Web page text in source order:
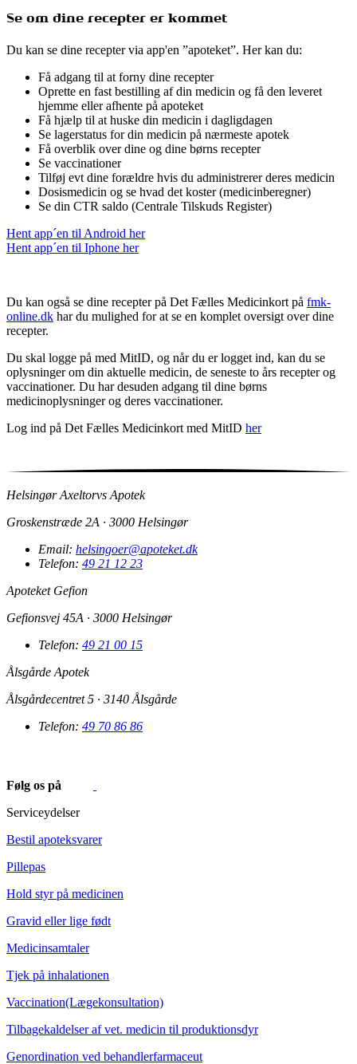
Se om dine recepter er kommet
Du kan se dine recepter via app'en ”apoteket”. Her kan du:
Få adgang til at forny dine recepter
Oprette en fast bestilling af din medicin og få den leveret
hjemme eller afhente på apoteket
Få hjælp til at huske din medicin i dagligdagen
Se lagerstatus for din medicin på nærmeste apotek
Få overblik over dine og dine børns recepter
Se vaccinationer
Tilføj evt dine forældre hvis du administrerer deres medicin
Dosismedicin og se hvad det koster (medicinberegner)
Se din CTR saldo (Centrale Tilskuds Register)
Hent app´en til Android her
Hent app´en til Iphone her
Du kan også se dine recepter på Det Fælles Medicinkort på fmk-
online.dk har du mulighed for at se en komplet oversigt over dine
recepter.
Du skal logge på med MitID, og når du er logget ind, kan du se
oplysninger om din aktuelle medicin, de seneste to års recepter og
vaccinationer. Du har desuden adgang til dine børns
medicinoplysninger og deres vaccinationer.
Log ind på Det Fælles Medicinkort med MitID her
Helsingør Axeltorvs Apotek
Groskenstræde 2A · 3000 Helsingør
Email: helsingoer@apoteket.dk
Telefon: 49 21 12 23
Apoteket Gefion
Gefionsvej 45A · 3000 Helsingør
Telefon: 49 21 00 15
Ålsgårde Apotek
Ålsgårdecentret 5 · 3140 Ålsgårde
Telefon: 49 70 86 86
Følg os på
Serviceydelser
Bestil apoteksvarer
Pillepas
Hold styr på medicinen
Gravid eller lige født
Medicinsamtaler
Tjek på inhalationen
Vaccination(Lægekonsultation)
Tilbagekaldelser af vet. medicin til produktionsdyr
Genordination ved behandlerfarmaceut